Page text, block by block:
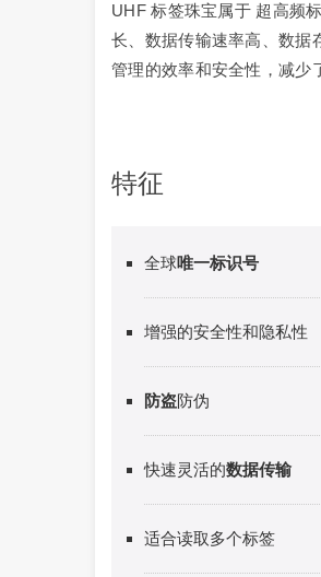
UHF 标签珠宝属于 超高频
长、数据传输速率高、数据
管理的效率和安全性，减少
特征
全球唯一标识号
增强的安全性和隐私性
防盗防伪
快速灵活的数据传输
适合读取多个标签